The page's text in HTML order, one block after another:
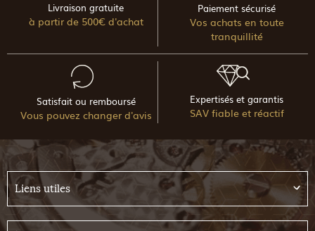
Livraison gratuite
à partir de 500€ d'achat
Paiement sécurisé
Vos achats en toute
tranquillité
Satisfait ou remboursé
Vous pouvez changer d'avis
Expertisés et garantis
SAV fiable et réactif
Liens utiles